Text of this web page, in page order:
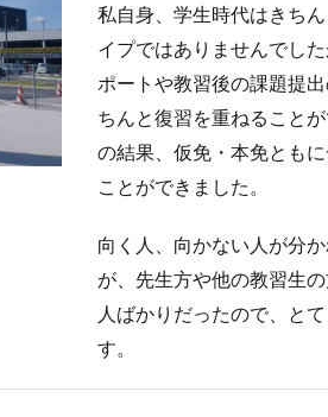
私自身、学生時代はきち
イプではありませんでし
ポートや教習後の課題提
ちんと復習を重ねること
の結果、仮免・本免とも
ことができました。
向く人、向かない人が分
が、先生方や他の教習生
人ばかりだったので、と
す。